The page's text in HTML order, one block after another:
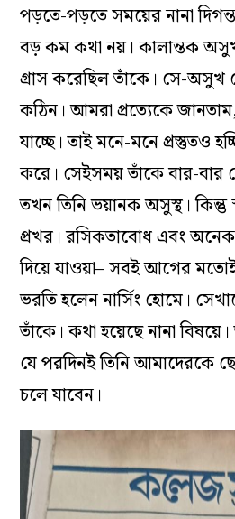
পড়তে-পড়তে সময়ের নানা
বড় কম কথা নয়। কালান্তক
গ্রাস করেছিল তাঁকে। সে-অসুখ
কঠিন। আমরা প্রত্যেকে
যাচ্ছে। তাই মনে-মনে প্রস্তুতও
করে। সেইসময় তাঁকে বার-বার
তখন তিনি ভয়ানক অসুস্থ। কিন্তু
প্রখর। রসিকতাবোধ এবং
দিয়ে যাওয়া– সবই আগের
ভরতি হলেন নার্সিং হোমে।
তাঁকে। কথা হয়েছে নানা
যে পরদিনই তিনি আমাদেরকে
চলে যাবেন।